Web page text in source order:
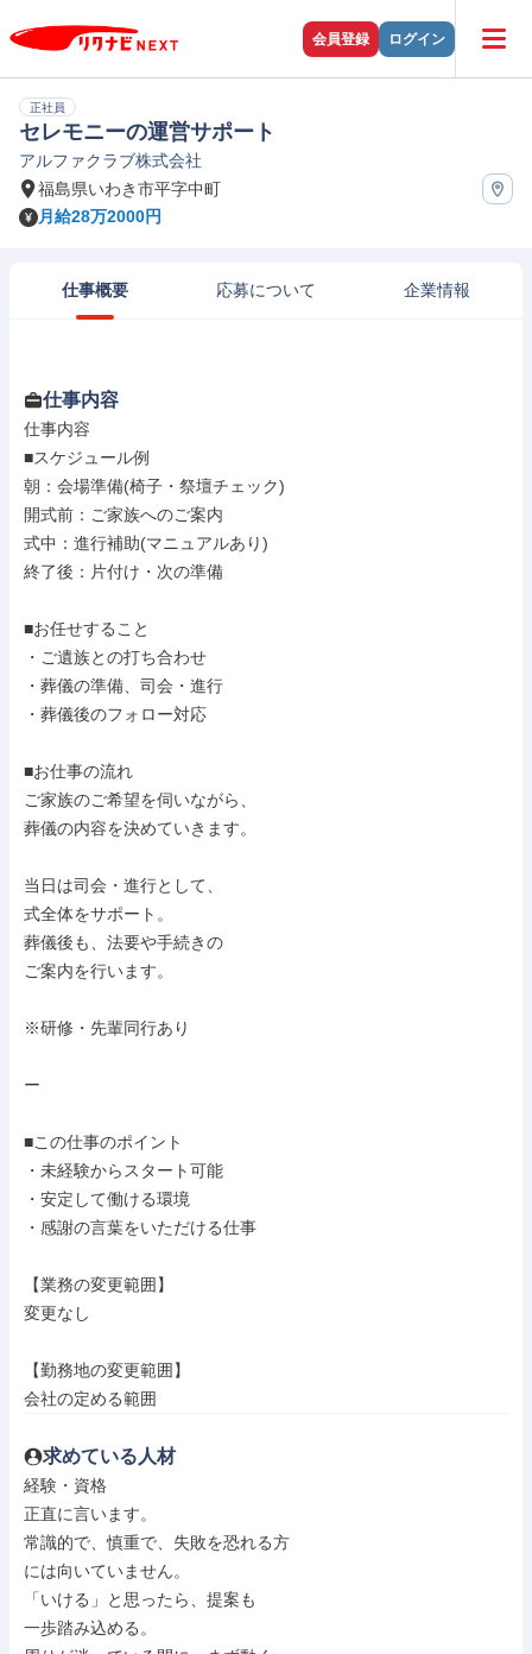
会員登録 ログイン
正社員
セレモニーの運営サポート
アルファクラブ株式会社
福島県いわき市平字中町
月給28万2000円
仕事概要 応募について 企業情報
仕事内容
仕事内容
■スケジュール例
朝：会場準備(椅子・祭壇チェック)
開式前：ご家族へのご案内
式中：進行補助(マニュアルあり)
終了後：片付け・次の準備
■お任せすること
・ご遺族との打ち合わせ
・葬儀の準備、司会・進行
・葬儀後のフォロー対応
■お仕事の流れ
ご家族のご希望を伺いながら、
葬儀の内容を決めていきます。
当日は司会・進行として、
式全体をサポート。
葬儀後も、法要や手続きの
ご案内を行います。
※研修・先輩同行あり
ー
■この仕事のポイント
・未経験からスタート可能
・安定して働ける環境
・感謝の言葉をいただける仕事
【業務の変更範囲】
変更なし
【勤務地の変更範囲】
会社の定める範囲
求めている人材
経験・資格
正直に言います。
常識的で、慎重で、失敗を恐れる方
には向いていません。
「いける」と思ったら、提案も
一歩踏み込める。